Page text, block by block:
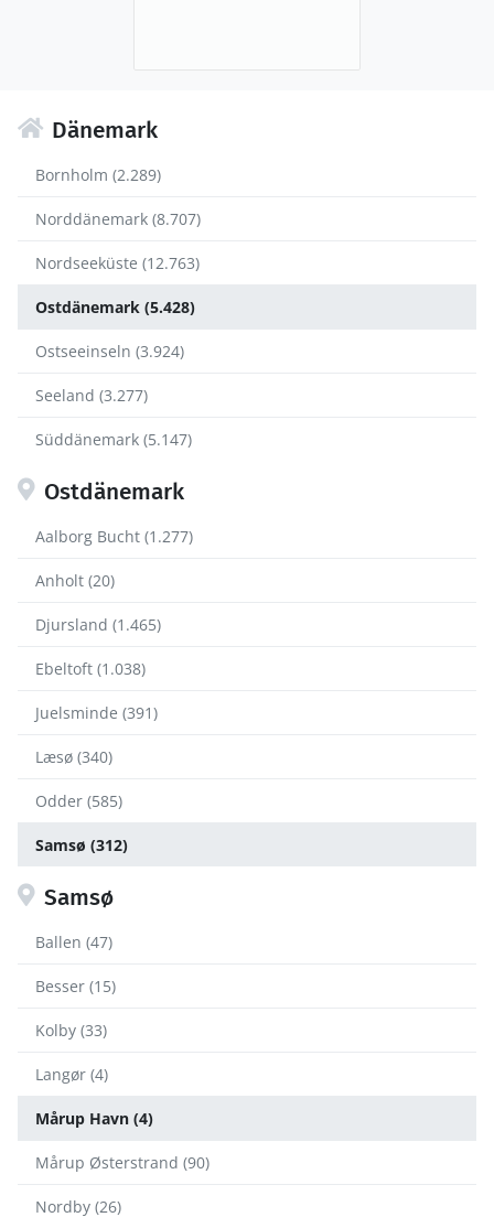
Dänemark
Bornholm (2.289)
Norddänemark (8.707)
Nordseeküste (12.763)
Ostdänemark (5.428)
Ostseeinseln (3.924)
Seeland (3.277)
Süddänemark (5.147)
Ostdänemark
Aalborg Bucht (1.277)
Anholt (20)
Djursland (1.465)
Ebeltoft (1.038)
Juelsminde (391)
Læsø (340)
Odder (585)
Samsø (312)
Samsø
Ballen (47)
Besser (15)
Kolby (33)
Langør (4)
Mårup Havn (4)
Mårup Østerstrand (90)
Nordby (26)